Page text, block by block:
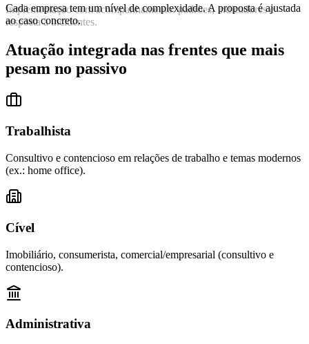
Implementação com acompanhamento: padrões, indicadores e
resposta a incidentes.
Cada empresa tem um nível de complexidade. A proposta é ajustada
ao caso concreto.
Atuação integrada nas frentes que mais
pesam no passivo
Trabalhista
Consultivo e contencioso em relações de trabalho e temas modernos
(ex.: home office).
Cível
Imobiliário, consumerista, comercial/empresarial (consultivo e
contencioso).
Administrativa